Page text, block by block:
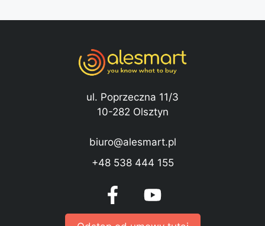
ul. Poprzeczna 11/3
10-282 Olsztyn
biuro@alesmart.pl
+48 538 444 155